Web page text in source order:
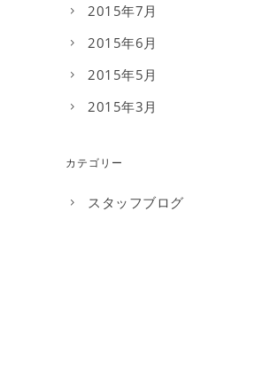
2015年7月
2015年6月
2015年5月
2015年3月
カテゴリー
スタッフブログ